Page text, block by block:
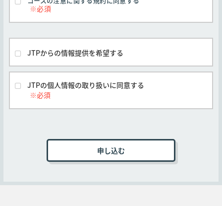
前に申し込みがなされたコースについては、本
規約の変更期日後の実施または提供であって
も、お客様の申し込み時に有効な本規約が適用
弊社とお客様間で別途の合意がなされた場合を
除き、すべてのコースに対し本規約が適用され
るものとします。
他社開催のコースは他社の定める契約条件がそ
れぞれ本条に優先して適用されるものとし、本
コースの受講を申し込むお客様は弊社Webサイト
上の申込ページに必要事項を記入、本規約に同意
の申込書に必要事項を記入、本規約に同意いただ
(2) S-USER IDの新規登録については、自社の「スーパ
ー管理者」にお問い合わせください。
(3) P-USER IDについては、SAP Universal ID の登録の
リンクから登録することができます。
(4) 当サイトではプリファードカードをご利用いただく
(5) SAPトレーニングコースのキャンセルポリシーは以
下となります。
・コース開始日前の7～14暦日の間のキャンセルに関し
ては、受講価格の50%を請求いたします。
・コース開始日の15暦日以上前のキャンセルに関して
は、いかなる料金も請求いたしません。
(6) 受講する日程を変更する場合は、すでに申し込まれ
合、（5）のキャンセルポリシーが適用されます。
JTPからの情報提供を希望する
JTPの個人情報の取り扱いに同意する